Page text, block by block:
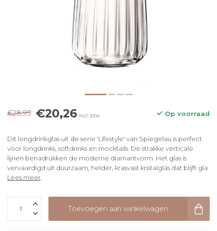
€28,95 €20,26 Incl. btw Op voorraad
Dit longdrinkglas uit de serie 'Lifestyle' van Spiegelau is perfect
voor longdrinks, softdrinks en mocktails. De strakke verticale
lijnen benadrukken de moderne diamantvorm. Het glas is
vervaardigd uit duurzaam, helder, krasvast kristalglas dat blijft gla
Lees meer.
Toevoegen aan winkelwagen